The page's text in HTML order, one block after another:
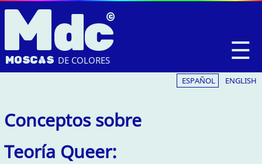
☰
Mdc
MOSCAS DE COLORES
ESPAÑOL ENGLISH
Conceptos sobre
Teoría Queer: